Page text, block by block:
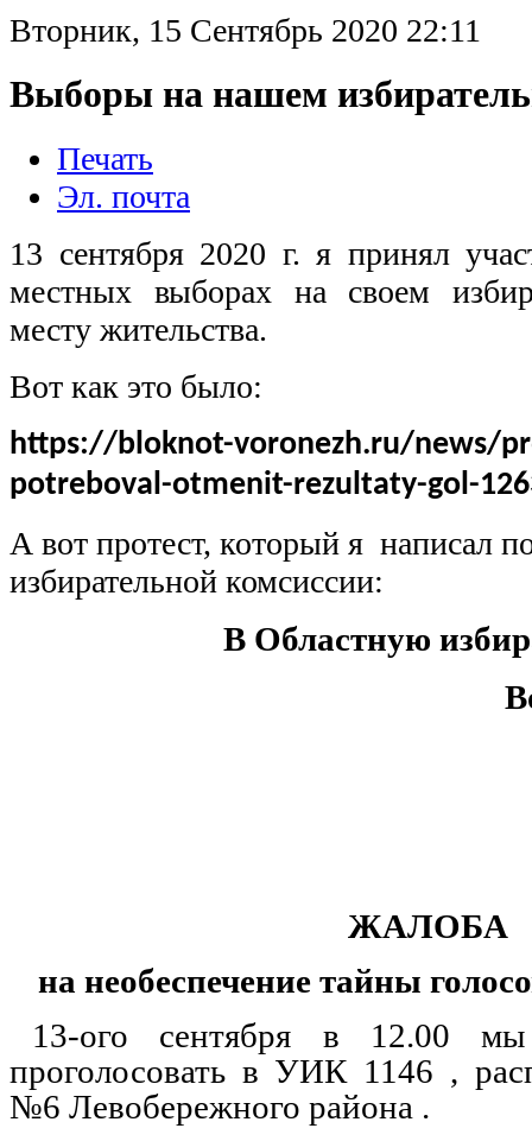
Вторник, 15 Сентябрь 2020 22:11
Выборы на нашем
Печать
Эл. почта
13 сентября 2020 г. я принял
местных выборах на своем
месту жительства.
Вот как это было:
https://bloknot-voronezh.ru/news/
potreboval-otmenit-rezultaty-gol-
А вот протест, который я написал
избирательной комсиссии:
В Областную
ЖАЛОБА
на необеспечение тайны
13-ого сентября в 12.00
проголосовать в УИК 1146 ,
№6 Левобережного района .